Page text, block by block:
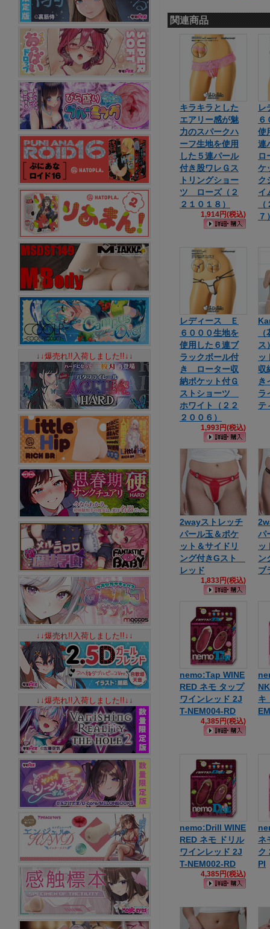
関連商品
キラキラとした
エアリー感が魅
力のスパークハ
ーフ生地を使用
した５連パール
付き股ワレＧス
トリングショー
ツ ローズ（２
２１０１８）
1,914円(税込)
レ
６
使
連
ロ
ケ
ク
イ
７
レディース Ｅ
６０００生地を
使用した６連ブ
ラックボール付
き ローター収
納ポケット付Ｇ
ストショーツ
ホワイト（２２
２００６）
1,993円(税込)
ッ
収
き
ラ
テ
2wayストレッチ
パール玉＆ポケ
ット＆サイドリ
ング付きGスト
レッド
1,833円(税込)
パ
ッ
ブ
nemo:Tap WINE
RED ネモ タップ
ワインレッド 2J
T-NEM004-RD
4,385円(税込)
キ
nemo:Drill WINE
RED ネモ ドリル
ワインレッド 2J
T-NEM002-RD
4,385円(税込)
ネ
ク
PI
↓↓爆売れ!!入荷しました!!↓↓
↓↓爆売れ!!入荷しました!!↓↓
↓↓爆売れ!!入荷しました!!↓↓